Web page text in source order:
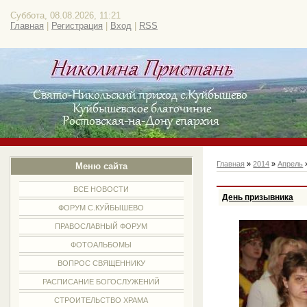
Суббота, 08.08.2026, 11:21
Главная
Регистрация Вход RSS
Меню сайта
ВСЕ НОВОСТИ
ФОРУМ С.КУЙБЫШЕВО
ПРАВОСЛАВНЫЙ ФОРУМ
ФОТОАЛЬБОМЫ
ВОПРОС СВЯЩЕННИКУ
РАСПИСАНИЕ БОГОСЛУЖЕНИЙ
СТРОИТЕЛЬСТВО ХРАМА
Главная »2014 » Апрель
День призывника